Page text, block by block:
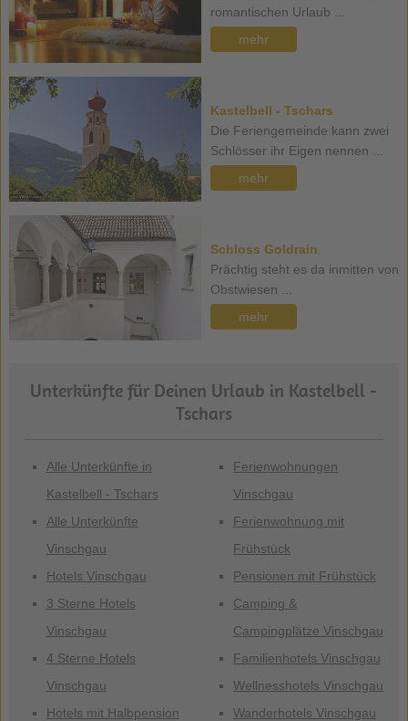
romantischen Urlaub ...
mehr
Kastelbell - Tschars
Die Feriengemeinde kann zwei
Schlösser ihr Eigen nennen ...
mehr
Schloss Goldrain
Prächtig steht es da inmitten von
Obstwiesen ...
mehr
Unterkünfte für Deinen Urlaub in Kastelbell -
Tschars
Alle Unterkünfte in
Kastelbell - Tschars
Alle Unterkünfte
Vinschgau
Hotels Vinschgau
3 Sterne Hotels
Vinschgau
4 Sterne Hotels
Vinschgau
Hotels mit Halbpension
Ferienwohnungen
Vinschgau
Ferienwohnung mit
Frühstück
Pensionen mit Frühstück
Camping &
Campingplätze Vinschgau
Familienhotels Vinschgau
Wellnesshotels Vinschgau
Wanderhotels Vinschgau